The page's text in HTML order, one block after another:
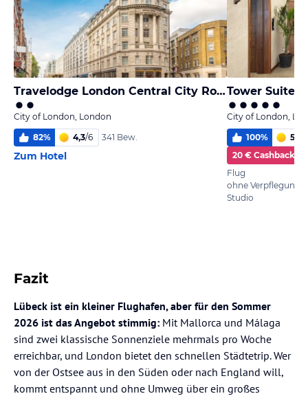
Travelodge London Central City Road
City of London, London
82% 4,3/6 341 Bew.
Zum Hotel
Tower Suites
City of London,
100% 5,5
20 € Cashback
Flug
ohne Verpflegung
Studio
Fazit
Lübeck ist ein kleiner Flughafen, aber für den Sommer
2026 ist das Angebot stimmig: Mit Mallorca und Málaga
sind zwei klassische Sonnenziele mehrmals pro Woche
erreichbar, und London bietet den schnellen Städtetrip. Wer
von der Ostsee aus in den Süden oder nach England will,
kommt entspannt und ohne Umweg über ein großes